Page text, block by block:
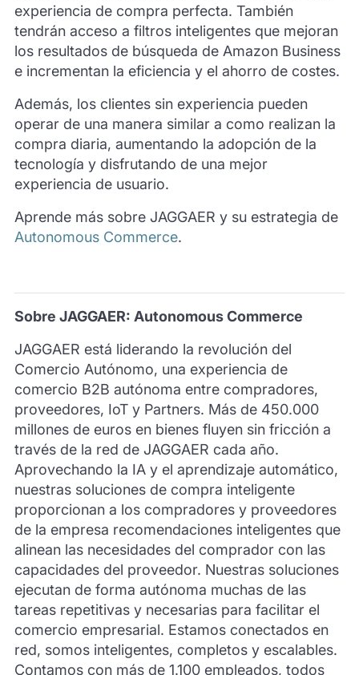
experiencia de compra perfecta. También
tendrán acceso a filtros inteligentes que mejoran
los resultados de búsqueda de Amazon Business
e incrementan la eficiencia y el ahorro de costes.
Además, los clientes sin experiencia pueden
operar de una manera similar a como realizan la
compra diaria, aumentando la adopción de la
tecnología y disfrutando de una mejor
experiencia de usuario.
Aprende más sobre JAGGAER y su estrategia de
Autonomous Commerce.
Sobre JAGGAER: Autonomous Commerce
JAGGAER está liderando la revolución del
Comercio Autónomo, una experiencia de
comercio B2B autónoma entre compradores,
proveedores, IoT y Partners. Más de 450.000
millones de euros en bienes fluyen sin fricción a
través de la red de JAGGAER cada año.
Aprovechando la IA y el aprendizaje automático,
nuestras soluciones de compra inteligente
proporcionan a los compradores y proveedores
de la empresa recomendaciones inteligentes que
alinean las necesidades del comprador con las
capacidades del proveedor. Nuestras soluciones
ejecutan de forma autónoma muchas de las
tareas repetitivas y necesarias para facilitar el
comercio empresarial. Estamos conectados en
red, somos inteligentes, completos y escalables.
Contamos con más de 1.100 empleados, todos